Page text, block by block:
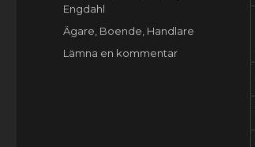
Engdahl
Etiketter
Ägare Boende Handlare
Lämna en kommentartill